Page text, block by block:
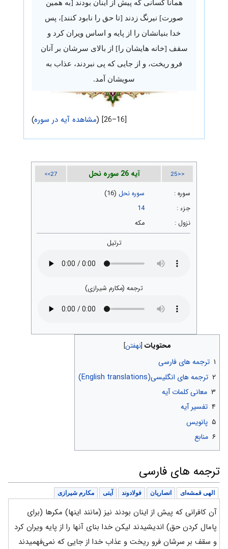
همانا کسانی که پیش از اینان بودند [به همین
صورت] نیرنگ زدند [تا حق را نابود کنند]، پس
خدا بنیانشان را از پایه و اساس ویران کرد و
سقف [خانه هایشان را] از بالای سرشان بر آنان
فرو ریخت، و از جایی که پی نبردند، عذاب به
سویشان آمد.
[16–26] ( مشاهده آیه در سوره)
<<25 آیه 26 سوره نحل 27>>
سوره : سوره نحل (16)
جزء :
14
نزول :
مکه
ترتیل
ترجمه (مکارم شیرازی)
محتویات
۱ ترجمه های فارسی
۲ ترجمه های انگلیسی(English translations)
۳ معانی کلمات آیه
۴ تفسیر آیه
۵ پانویس
۶ منابع
ترجمه های فارسی
الهی قمشه‌ای انصاریان فولادوند آیتی مکارم شیرازی
آن کافرانی که پیش از اینان بودند نیز (مانند اینها) مکرها (برای
پامال کردن حق) اندیشیدند لیکن خدا بنای آنها را از پایه ویران کرد
و سقف بر سرشان فرو ریخت و عذاب خدا از جایی که نمی‌فهمیدند